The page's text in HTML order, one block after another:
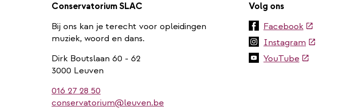
Conservatorium SLAC
Bij ons kan je terecht voor opleidingen
muziek, woord en dans.
Dirk Boutslaan 60 - 62
3000 Leuven
016 27 28 50
conservatorium@leuven.be
Volg ons
Facebook(externe
link)
Instagram (externe
link)
YouTube(externe